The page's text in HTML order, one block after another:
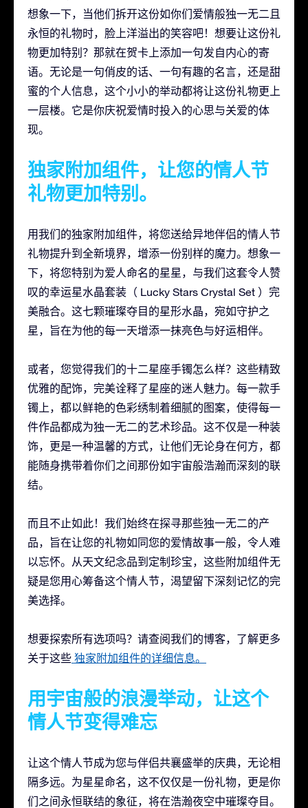
想象一下，当他们拆开这份如你们爱情般独一无二且
永恒的礼物时，脸上洋溢出的笑容吧！想要让这份礼
物更加特别？那就在贺卡上添加一句发自内心的寄
语。无论是一句俏皮的话、一句有趣的名言，还是甜
蜜的个人信息，这个小小的举动都将让这份礼物更上
一层楼。它是你庆祝爱情时投入的心思与关爱的体
现。
独家附加组件，让您的情人节
礼物更加特别。
用我们的独家附加组件，将您送给异地伴侣的情人节
礼物提升到全新境界，增添一份别样的魔力。想象一
下，将您特别为爱人命名的星星，与我们这套令人赞
叹的幸运星水晶套装（ Lucky Stars Crystal Set ）完
美融合。这七颗璀璨夺目的星形水晶，宛如守护之
星，旨在为他的每一天增添一抹亮色与好运相伴。
或者，您觉得我们的十二星座手镯怎么样？这些精致
优雅的配饰，完美诠释了星座的迷人魅力。每一款手
镯上，都以鲜艳的色彩绣制着细腻的图案，使得每一
件作品都成为独一无二的艺术珍品。这不仅是一种装
饰，更是一种温馨的方式，让他们无论身在何方，都
能随身携带着你们之间那份如宇宙般浩瀚而深刻的联
结。
而且不止如此！我们始终在探寻那些独一无二的产
品，旨在让您的礼物如同您的爱情故事一般，令人难
以忘怀。从天文纪念品到定制珍宝，这些附加组件无
疑是您用心筹备这个情人节，渴望留下深刻记忆的完
美选择。
想要探索所有选项吗？请查阅我们的博客，了解更多
关于这些 独家附加组件的详细信息。
用宇宙般的浪漫举动，让这个
情人节变得难忘
让这个情人节成为您与伴侣共襄盛举的庆典，无论相
隔多远。为星星命名，这不仅仅是一份礼物，更是你
们之间永恒联结的象征，将在浩瀚夜空中璀璨夺目。